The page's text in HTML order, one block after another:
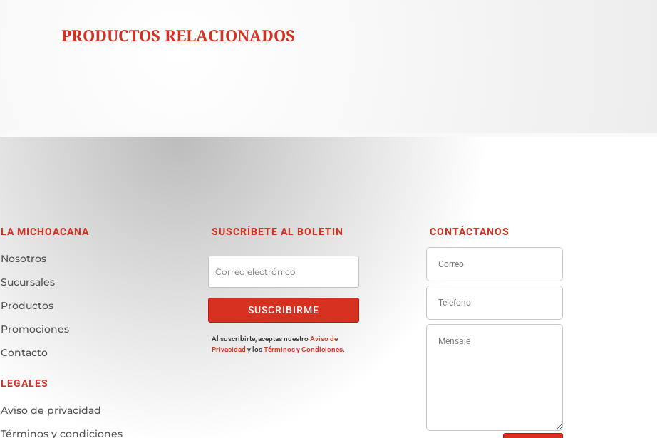
PRODUCTOS RELACIONADOS
LA MICHOACANA
Nosotros
Sucursales
Productos
Promociones
Contacto
LEGALES
Aviso de privacidad
Términos y condiciones
SUSCRÍBETE AL BOLETIN
SUSCRIBIRME
Al suscribirte, aceptas nuestroAviso de
Privacidad y losTérminos y Condiciones.
CONTÁCTANOS